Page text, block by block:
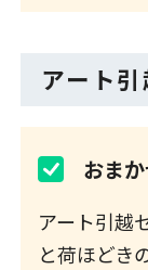
アート
おま
アート引越
と荷ほどき